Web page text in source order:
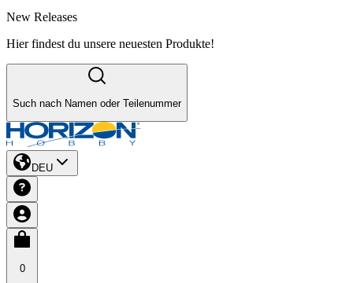
New Releases
Hier findest du unsere neuesten Produkte!
Such nach Namen oder Teilenummer
DEU
0